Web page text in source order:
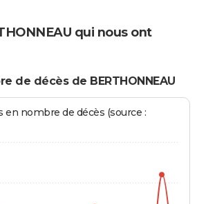
qui nous ont
de décès de BERTHONNEAU
en nombre de décès (source :